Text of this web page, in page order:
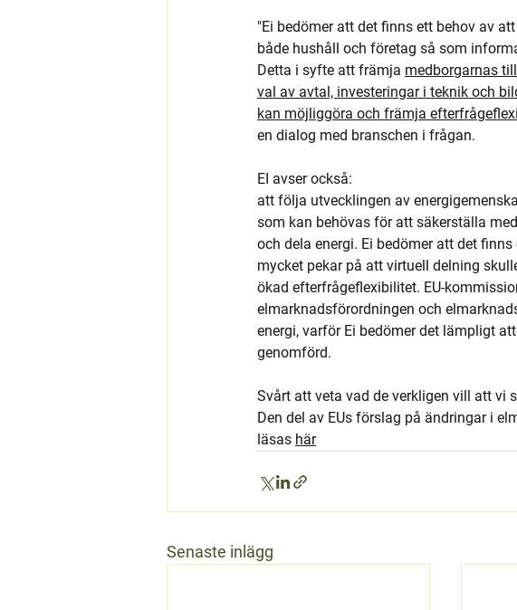
"Ei bedömer att det finns ett behov av
både hushåll och företag så som
Detta i syfte att främja medborgarnas
val av avtal, investeringar i teknik och
kan möjliggöra och främja
en dialog med branschen i frågan.
EI avser också:
att följa utvecklingen av
som kan behövas för att säkerställa
och dela energi. Ei bedömer att det
mycket pekar på att virtuell delning
ökad efterfrågeflexibilitet. EU-
elmarknadsförordningen och
energi, varför Ei bedömer det lämpligt
genomförd.
Svårt att veta vad de verkligen vill att vi
Den del av EUs förslag på ändringar i
läsas här
Senaste inlägg